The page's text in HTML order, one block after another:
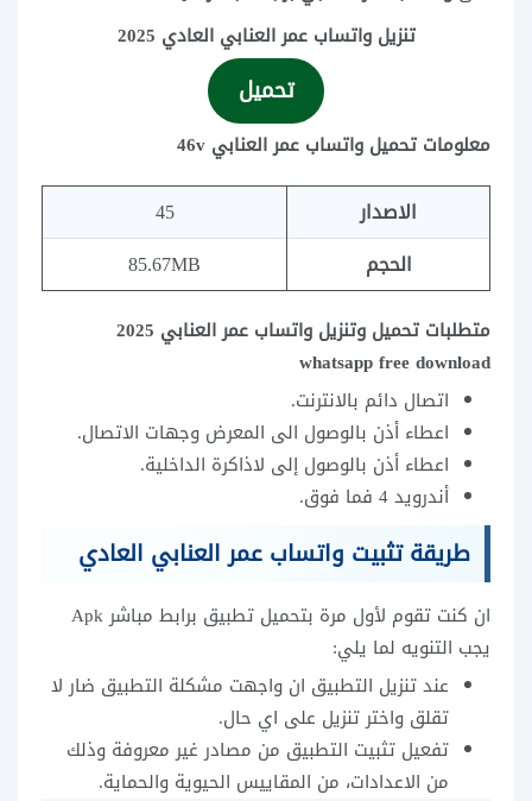
تنزيل واتساب عمر العنابي العادي 2025
تحميل
معلومات تحميل واتساب عمر العنابي 46v
الاصدار
45
الحجم
85.67MB
متطلبات تحميل وتنزيل واتساب عمر العنابي 2025
whatsapp free download
اتصال دائم بالانترنت.
اعطاء أذن بالوصول الى المعرض وجهات الاتصال.
اعطاء أذن بالوصول إلى لاذاكرة الداخلية.
أندرويد 4 فما فوق.
طريقة تثبيت واتساب عمر العنابي العادي
ان كنت تقوم لأول مرة بتحميل تطبيق برابط مباشر Apk
يجب التنويه لما يلي:
عند تنزيل التطبيق ان واجهت مشكلة التطبيق ضار لا
تقلق واختر تنزيل على اي حال.
تفعيل تثبيت التطبيق من مصادر غير معروفة وذلك
من الاعدادات، من المقاييس الحيوية والحماية.